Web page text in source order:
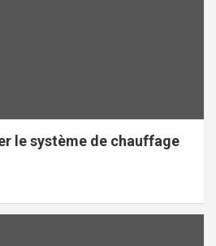
le système de chauffage